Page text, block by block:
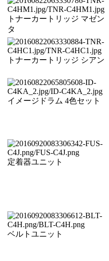
トナーカートリッジ マゼン
タ
トナーカートリッジ シアン
イメージドラム 4色セット
定着器ユニット
ベルトユニット